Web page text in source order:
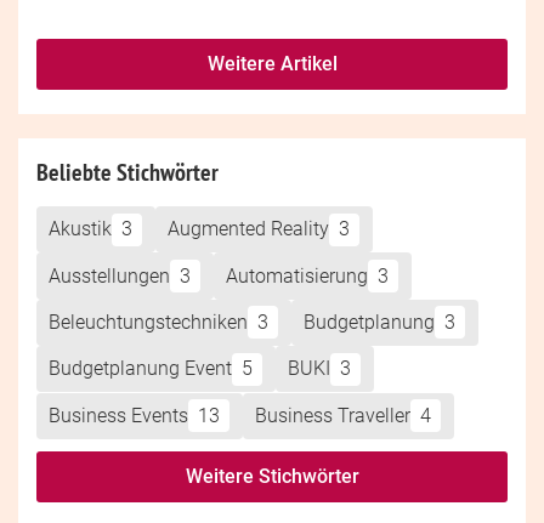
Weitere Artikel
Beliebte Stichwörter
Akustik 3 Augmented Reality 3
Ausstellungen 3 Automatisierung 3
Beleuchtungstechniken 3 Budgetplanung 3
Budgetplanung Event 5 BUKI 3
Business Events 13 Business Traveller 4
Weitere Stichwörter